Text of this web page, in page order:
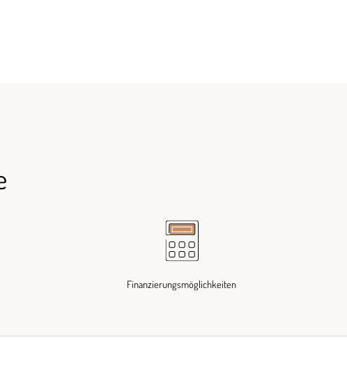
Finanzierungsmöglichkeiten